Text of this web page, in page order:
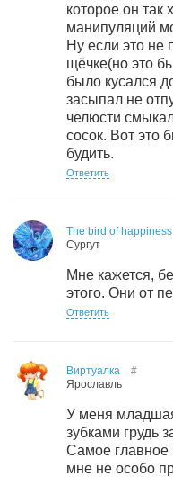
которое он так
манипуляций
Ну если это не
щёчке(но это
было кусался
засыпал не
челюсти
сосок. Вот это
будить.
Ответить
The bird of happiness
Сургут
Мне кажется,
этого. Они от
Ответить
Виртуалка
Ярославль
#
У меня
зубками грудь
Самое главное
мне не особо